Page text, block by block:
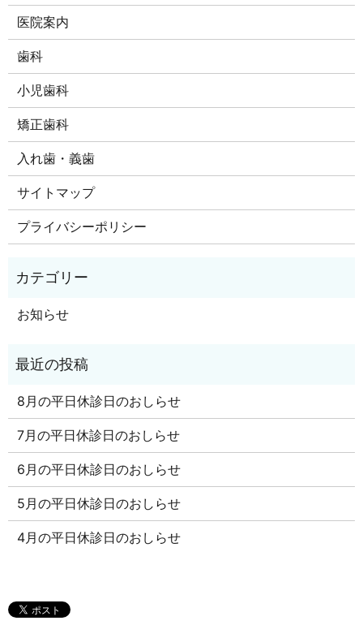
医院案内
歯科
小児歯科
矯正歯科
入れ歯・義歯
サイトマップ
プライバシーポリシー
お知らせ
8月の平日休診日のおしらせ
7月の平日休診日のおしらせ
6月の平日休診日のおしらせ
5月の平日休診日のおしらせ
4月の平日休診日のおしらせ